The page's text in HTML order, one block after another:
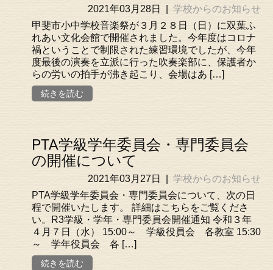
2021年03月28日
学校からのお知らせ
甲斐市小中学校音楽祭が３月２８日（日）に双葉ふ
れあい文化会館で開催されました。今年度はコロナ
禍ということで制限された練習環境でしたが、今年
度最後の演奏を立派に行った吹奏楽部に、保護者か
らの労いの拍手が沸き起こり、会場はあ […]
続きを読む
PTA学級学年委員会・専門委員会
の開催について
2021年03月27日
学校からのお知らせ
PTA学級学年委員会・専門委員会について、次の日
程で開催いたします。 詳細はこちらをご覧くださ
い。R3学級・学年・専門委員会開催通知 令和３年
４月７日（水） 15:00～ 学級役員会 各教室 15:30
～ 学年役員会 各 […]
続きを読む